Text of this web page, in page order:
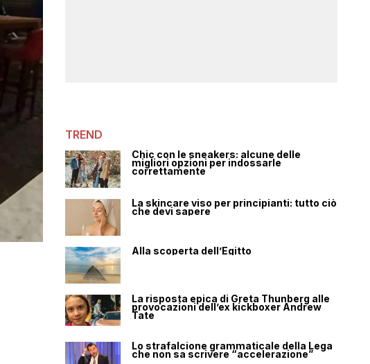
TREND
Chic con le sneakers: alcune delle
migliori opzioni per indossarle
correttamente
La skincare viso per principianti: tutto ciò
che devi sapere
Alla scoperta dell’Egitto
La risposta epica di Greta Thunberg alle
provocazioni dell’ex kickboxer Andrew
Tate
Lo strafalcione grammaticale della Lega
che non sa scrivere “accelerazione”